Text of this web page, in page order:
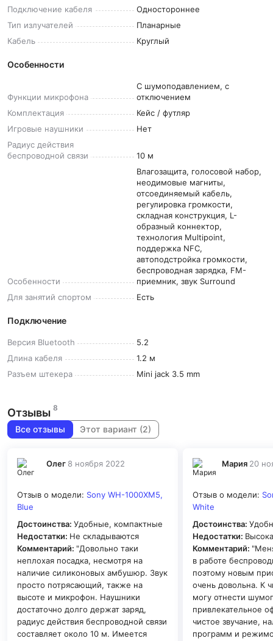
Подключение кабеля
Одностороннее
Тип излучателей
Планарные
Кабель
Круглый
Особенности
Функции микрофона
С шумоподавлением, с
отключением
Комплектация
Кейс / футляр
Игровые наушники
Нет
Радиус действия
беспроводной связи 10 м
Особенности
Влагозащита, голосовой набор,
неодимовые магниты,
отсоединяемый кабель,
регулировка громкости,
складная конструкция, L-
образный коннектор,
технология Multipoint,
поддержка NFC,
автоподстройка громкости,
беспроводная зарядка, FM-
приемник, звук Surround
Для занятий спортом Есть
Подключение
Версия Bluetooth
5.2
Длина кабеля
1.2 м
Разъем штекера Mini jack 3.5 mm
Отзывы 8
Все отзывы Этот вариант (2)
Олег 8 ноября 2022
Отзыв о модели: Sony WH-1000XM5,
Blue
Достоинства: Удобные, компактные
Недостатки: Не складываются
Комментарий: "Довольно таки
неплохая посадка, несмотря на
наличие силиконовых амбушюр. Звук
просто потрясающий, также на
высоте и микрофон. Наушники
достаточно долго держат заряд,
радиус действия беспроводной связи
составляет около 10 м. Имеется
Мария 20
Отзыв о модели:
White
Достоинства:
Недостатки:
Комментарий:
в работе
поэтому новым
очень довольна. К
могу отнести
привлекательное
чистое звучание,
программ и